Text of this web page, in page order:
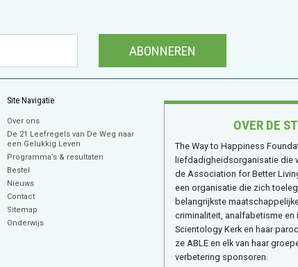
ABONNEREN
Site Navigatie
Over ons
De 21 Leefregels van De Weg naar
een Gelukkig Leven
Programma’s & resultaten
Bestel
Nieuws
Contact
Sitemap
Onderwijs
OVER DE
The Way to Happiness
liefdadigheids­organisatie die
de Association for Better
een organisatie die zich
belangrijkste
criminaliteit, analfabetisme en
Scientology Kerk en haar
ze ABLE en elk van haar
verbetering sponsoren.